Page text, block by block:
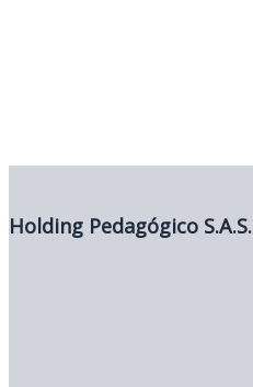
Holding Pedagógico S.A.S.